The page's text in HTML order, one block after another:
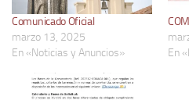
Comunicado Oficial
marzo 13, 2025
En «Noticias y Anuncios»
En